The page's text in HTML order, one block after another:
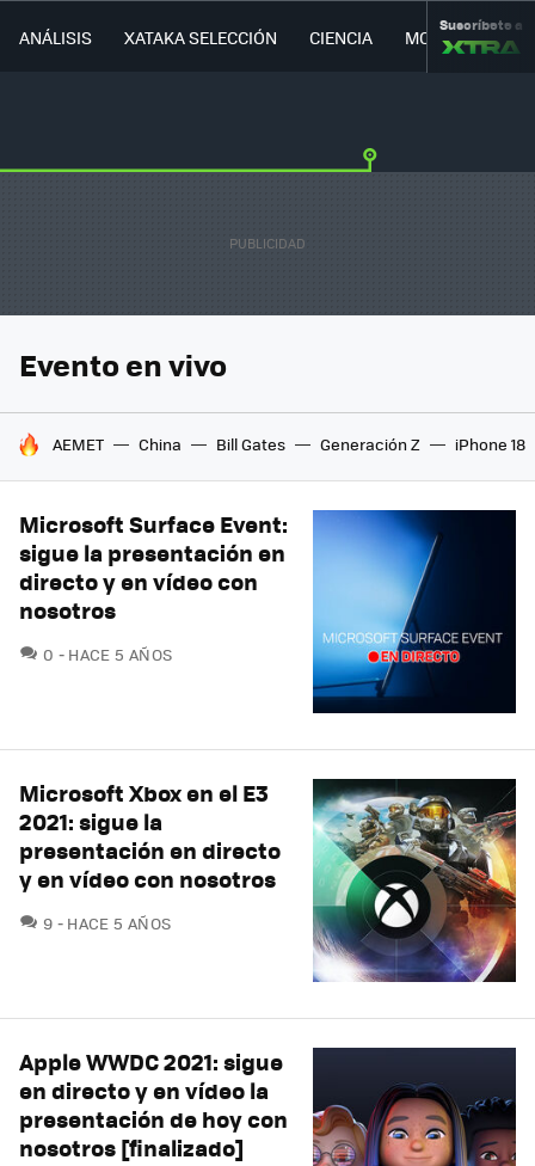
ANÁLISIS XATAKA SELECCIÓN CIENCIA MOVILIDAD
Suscríbete a
Evento en vivo
HOY SE HABLA DE
AEMET China Bill Gates Generación Z iPhone 18
Microsoft Surface Event:
sigue la presentación en
directo y en vídeo con
nosotros
0 COMENTARIOS
HACE 5 AÑOS
Microsoft Xbox en el E3
2021: sigue la
presentación en directo
y en vídeo con nosotros
9 COMENTARIOS
HACE 5 AÑOS
Apple WWDC 2021: sigue
en directo y en vídeo la
presentación de hoy con
nosotros [finalizado]